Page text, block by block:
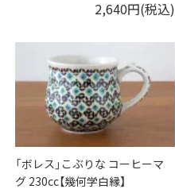
2,640円(税込)
「ボレス」こぶりな コーヒーマ
グ 230cc【幾何学白縁】